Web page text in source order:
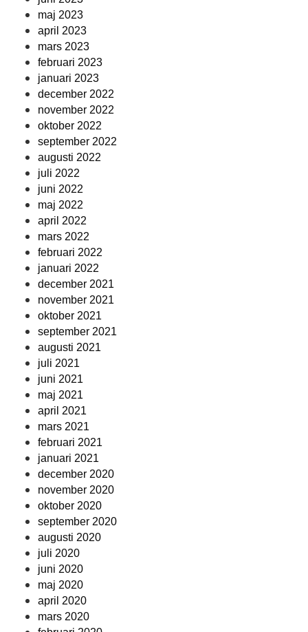
maj 2023
april 2023
mars 2023
februari 2023
januari 2023
december 2022
november 2022
oktober 2022
september 2022
augusti 2022
juli 2022
juni 2022
maj 2022
april 2022
mars 2022
februari 2022
januari 2022
december 2021
november 2021
oktober 2021
september 2021
augusti 2021
juli 2021
juni 2021
maj 2021
april 2021
mars 2021
februari 2021
januari 2021
december 2020
november 2020
oktober 2020
september 2020
augusti 2020
juli 2020
juni 2020
maj 2020
april 2020
mars 2020